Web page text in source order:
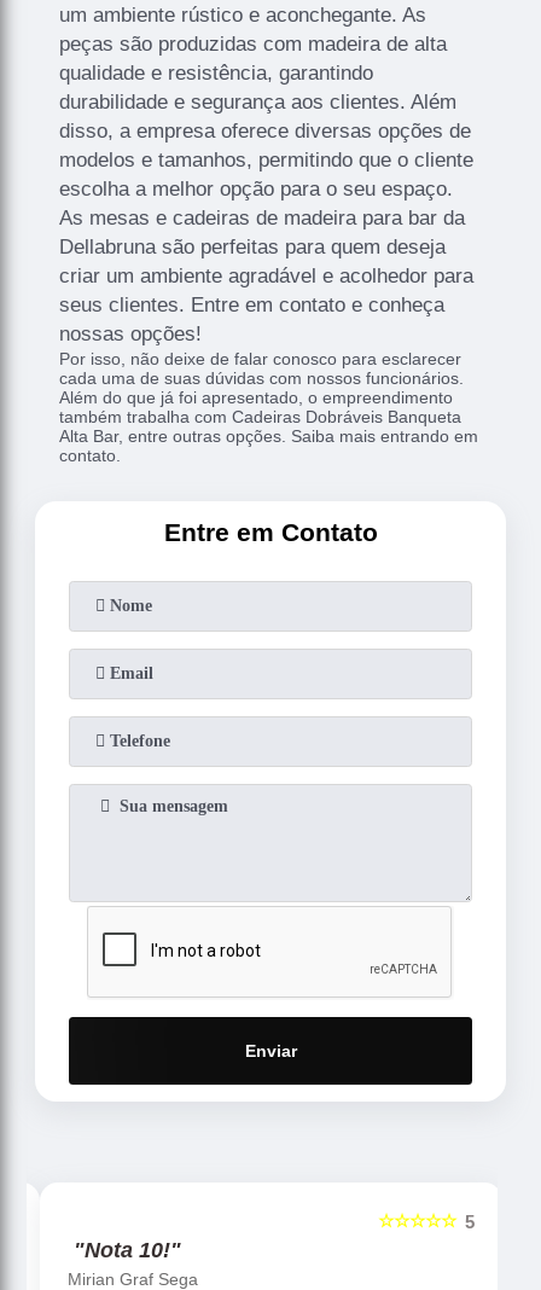
um ambiente rústico e aconchegante. As
peças são produzidas com madeira de alta
qualidade e resistência, garantindo
durabilidade e segurança aos clientes. Além
disso, a empresa oferece diversas opções de
modelos e tamanhos, permitindo que o cliente
escolha a melhor opção para o seu espaço.
As mesas e cadeiras de madeira para bar da
Dellabruna são perfeitas para quem deseja
criar um ambiente agradável e acolhedor para
seus clientes. Entre em contato e conheça
nossas opções!
Por isso, não deixe de falar conosco para esclarecer
cada uma de suas dúvidas com nossos funcionários.
Além do que já foi apresentado, o empreendimento
também trabalha com Cadeiras Dobráveis Banqueta
Alta Bar, entre outras opções. Saiba mais entrando em
contato.
Entre em Contato
Enviar
5
☆☆☆☆☆
"Nota 10!"
Mirian Graf Sega